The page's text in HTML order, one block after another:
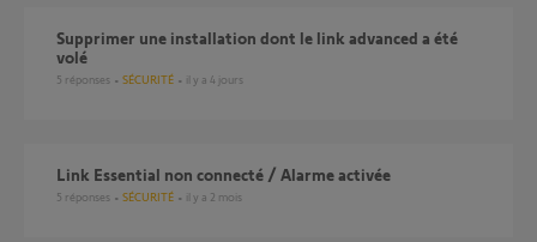
supprimer une installation dont le link advanced a été
volé
5 réponses SÉCURITÉ il y a 4 jours
Link Essential non connecté / Alarme activée
5 réponses SÉCURITÉ il y a 2 mois